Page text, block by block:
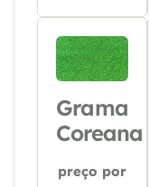
Grama
Coreana
preço por